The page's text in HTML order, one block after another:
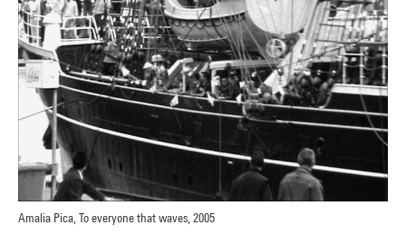
Amalia Pica, To everyone that waves, 2005